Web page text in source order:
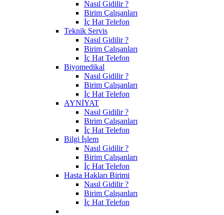
Nasıl Gidilir ?
Birim Çalışanları
İç Hat Telefon
Teknik Servis
Nasıl Gidilir ?
Birim Çalışanları
İç Hat Telefon
Biyomedikal
Nasıl Gidilir ?
Birim Çalışanları
İç Hat Telefon
AYNİYAT
Nasıl Gidilir ?
Birim Çalışanları
İç Hat Telefon
Bilgi İşlem
Nasıl Gidilir ?
Birim Çalışanları
İç Hat Telefon
Hasta Hakları Birimi
Nasıl Gidilir ?
Birim Çalışanları
İç Hat Telefon